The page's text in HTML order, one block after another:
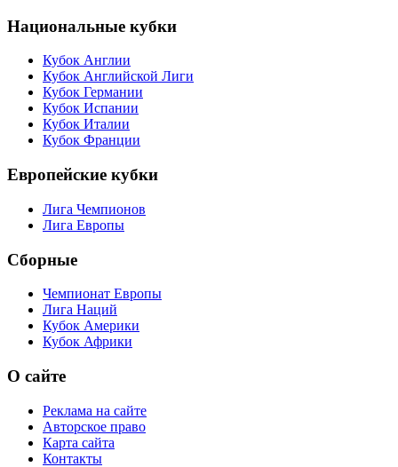
Национальные кубки
Кубок Англии
Кубок Английской Лиги
Кубок Германии
Кубок Испании
Кубок Италии
Кубок Франции
Европейские кубки
Лига Чемпионов
Лига Европы
Сборные
Чемпионат Европы
Лига Наций
Кубок Америки
Кубок Африки
О сайте
Реклама на сайте
Авторское право
Карта сайта
Контакты